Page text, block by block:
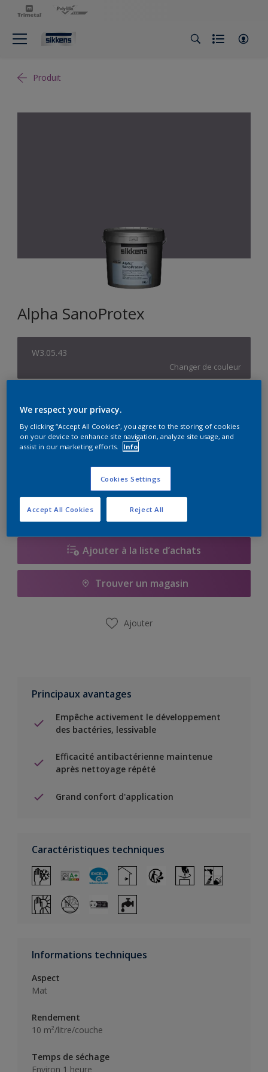
Produit
Alpha SanoProtex
W3.05.43
Changer de couleur
Quantité Calculateur de peinture
Ajouter à la liste d’achats
Trouver un magasin
Ajouter
Principaux avantages
Empêche activement le développement
des bactéries, lessivable
Efficacité antibactérienne maintenue
après nettoyage répété
Grand confort d'application
Caractéristiques techniques
Informations techniques
Aspect
Mat
Rendement
10 m²/litre/couche
Temps de séchage
Environ 1 heure
We respect your privacy.
By clicking “Accept All Cookies”, you agree to the storing of cookies
on your device to enhance site navigation, analyze site usage, and
assist in our marketing efforts.
Info
Cookies Settings
Reject All
Accept All Cookies